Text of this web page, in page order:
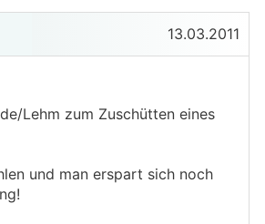
13.03.2011
Lehm zum Zuschütten eines
und man erspart sich noch